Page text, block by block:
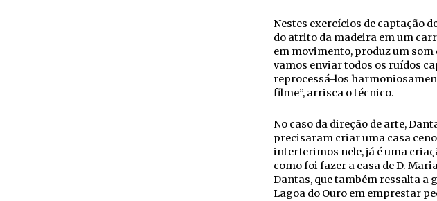
Nestes exercícios de captação
do atrito da madeira em um
em movimento, produz um som
vamos enviar todos os ruídos
reprocessá-los
filme”, arrisca o técnico.
No caso da direção de arte,
precisaram criar uma casa
interferimos nele, já é uma
como foi fazer a casa de D.
Dantas, que também ressalta a
Lagoa do Ouro em emprestar